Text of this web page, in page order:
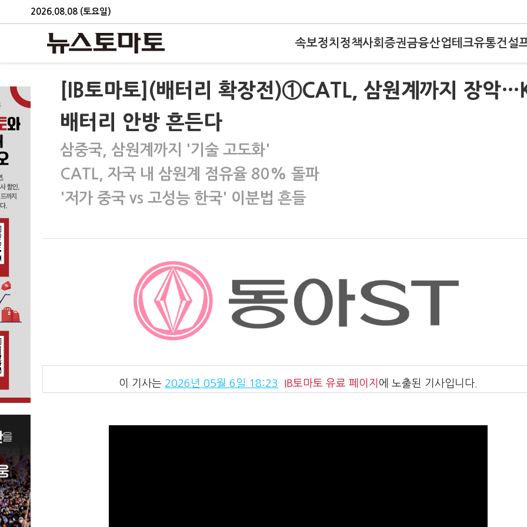
2026.08.08 (토요일)
속보정치 정책사회 증권금융산업테크유통건설
[IB토마토](배터리 확장전)①CATL, 삼원계까지 장악
배터리 안방 흔든다
삼중국, 삼원계까지 '기술 고도화'
CATL, 자국 내 삼원계 점유율 80% 돌파
'저가 중국 vs 고성능 한국' 이분법 흔들
이 기사는 2026년 05월 6일 18:23 IB토마토 유료 페이지 에 노출된 기사입니다.